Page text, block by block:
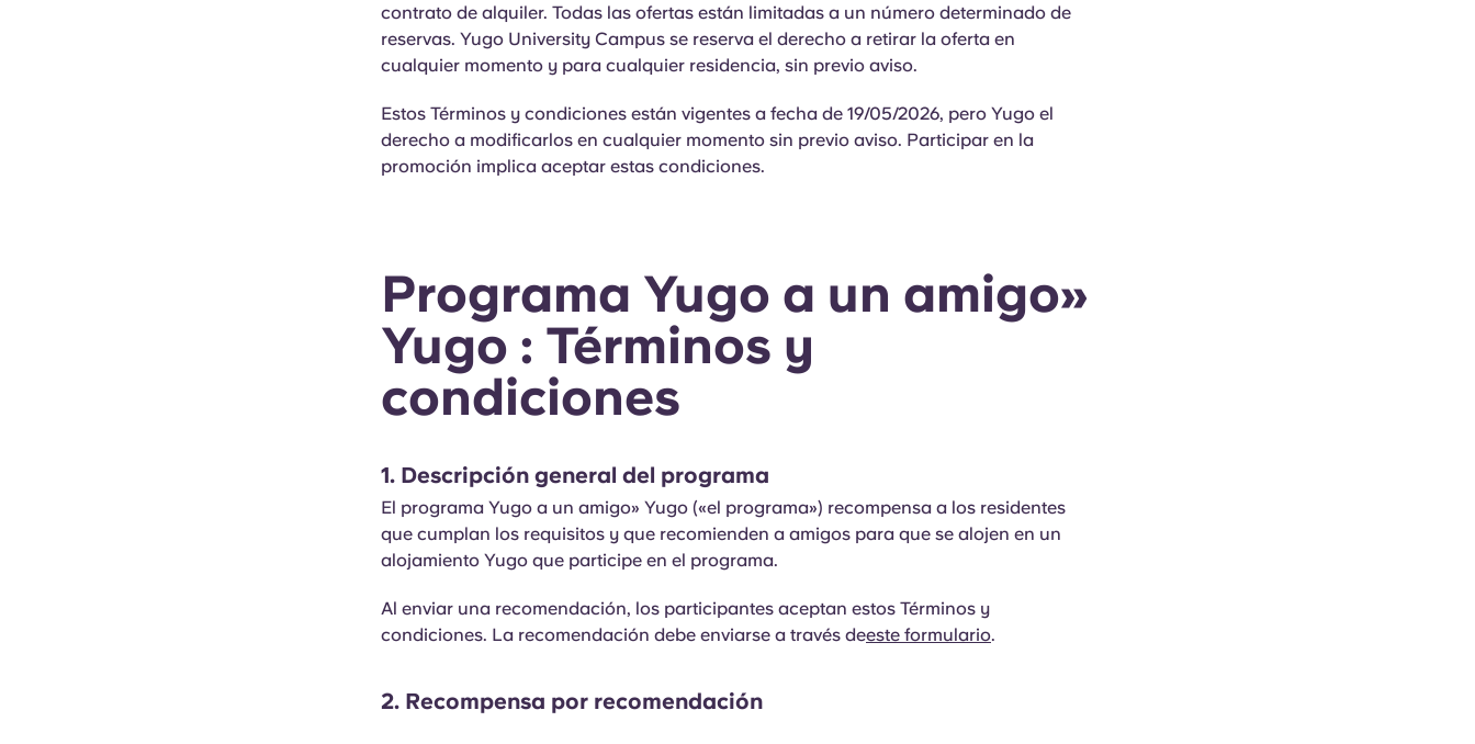
contrato de alquiler. Todas las ofertas están limitadas a un número determinado de
reservas. Yugo University Campus se reserva el derecho a retirar la oferta en
cualquier momento y para cualquier residencia, sin previo aviso.
Estos Términos y condiciones están vigentes a fecha de 19/05/2026, pero Yugo el
derecho a modificarlos en cualquier momento sin previo aviso. Participar en la
promoción implica aceptar estas condiciones.
Programa Yugo a un amigo»
Yugo : Términos y
condiciones
1. Descripción general del programa
El programa Yugo a un amigo» Yugo («el programa») recompensa a los residentes
que cumplan los requisitos y que recomienden a amigos para que se alojen en un
alojamiento Yugo que participe en el programa.
Al enviar una recomendación, los participantes aceptan estos Términos y
condiciones. La recomendación debe enviarse a través deeste formulario.
2. Recompensa por recomendación